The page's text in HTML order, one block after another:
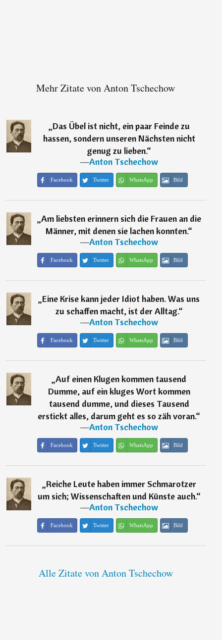
Mehr Zitate von Anton Tschechow
„Das Übel ist nicht, ein paar Feinde zu
hassen, sondern unseren Nächsten nicht
genug zu lieben.“
―Anton Tschechow
Facebook Twitter WhatsApp Bild
„Am liebsten erinnern sich die Frauen an die
Männer, mit denen sie lachen konnten.“
―Anton Tschechow
Facebook Twitter WhatsApp Bild
„Eine Krise kann jeder Idiot haben. Was uns
zu schaffen macht, ist der Alltag.“
―Anton Tschechow
Facebook Twitter WhatsApp Bild
„Auf einen Klugen kommen tausend
Dumme, auf ein kluges Wort kommen
tausend dumme, und dieses Tausend
erstickt alles, darum geht es so zäh voran.“
―Anton Tschechow
Facebook Twitter WhatsApp Bild
„Reiche Leute haben immer Schmarotzer
um sich; Wissenschaften und Künste auch.“
―Anton Tschechow
Facebook Twitter WhatsApp Bild
Alle Zitate von Anton Tschechow